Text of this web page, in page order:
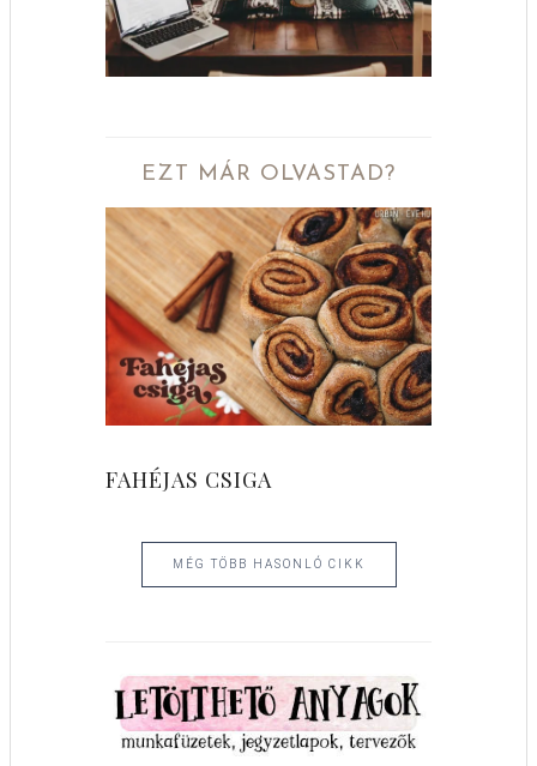
EZT MÁR OLVASTAD?
FAHÉJAS CSIGA
MÉG TÖBB HASONLÓ CIKK